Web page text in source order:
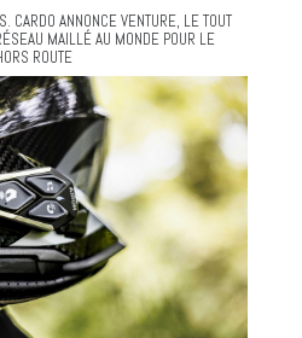
CARDO ANNONCE VENTURE, LE TOUT
MAILLÉ AU MONDE POUR LE
ROUTE